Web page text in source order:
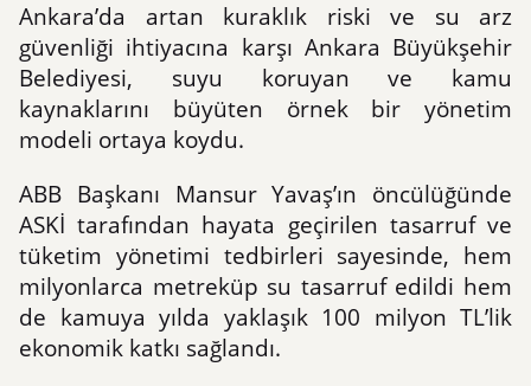
Ankara’da artan kuraklık riski ve su arz
güvenliği ihtiyacına karşı Ankara Büyükşehir
Belediyesi, suyu koruyan ve kamu
kaynaklarını büyüten örnek bir yönetim
modeli ortaya koydu.
ABB Başkanı Mansur Yavaş’ın öncülüğünde
ASKİ tarafından hayata geçirilen tasarruf ve
tüketim yönetimi tedbirleri sayesinde, hem
milyonlarca metreküp su tasarruf edildi hem
de kamuya yılda yaklaşık 100 milyon TL’lik
ekonomik katkı sağlandı.